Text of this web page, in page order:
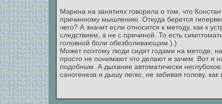
Марина на занятиях говорила о том, что
причинному мышлению. Откуда берется
чего? А значит если относится к методу, как к
следствием, а не с причиной. То есть
головной боли обезболивающим.).)
Может поэтому люди сидят годами на методе,
просто не понимают что делают и зачем. Вот
подобным. А дыхание автоматически
саногенеза и дышу легко, не забивая голову,